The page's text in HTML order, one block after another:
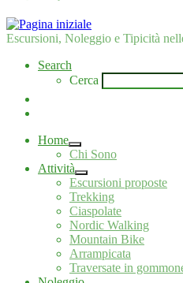
Escursioni, Noleggio e Tipicità
Search
Cerca
Home
Chi Sono
Attività
Escursioni proposte
Trekking
Ciaspolate
Nordic Walking
Mountain Bike
Arrampicata
Traversate in